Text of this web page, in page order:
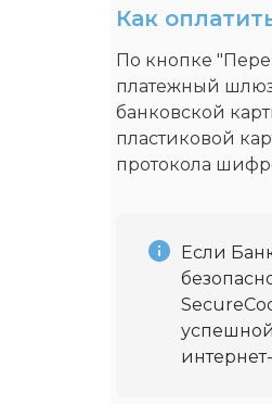
Как
По кнопке
платежный
банковской
пластиковой
протокола
Если